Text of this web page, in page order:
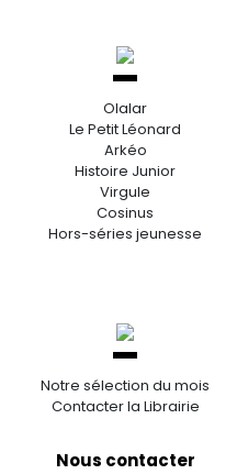
Olalar
Le Petit Léonard
Arkéo
Histoire Junior
Virgule
Cosinus
Hors-séries jeunesse
Notre sélection du mois
Contacter la Librairie
Nous contacter